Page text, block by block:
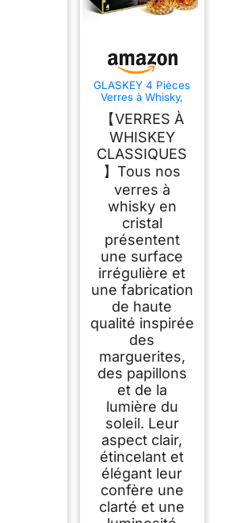
GLASKEY 4 Pièces
Verres à Whisky,
Whiskey en Cristal,
Parfait pour les
Cocktails Rhum
Vodka Scotch Gin
Cognac, Cadeaux
Uniques pour
Hommes et Femmes
【VERRES À
WHISKEY
CLASSIQUES
】Tous nos
verres à
whisky en
cristal
présentent
une surface
irrégulière et
une fabrication
de haute
qualité inspirée
des
marguerites,
des papillons
et de la
lumière du
soleil. Leur
aspect clair,
étincelant et
élégant leur
confère une
clarté et une